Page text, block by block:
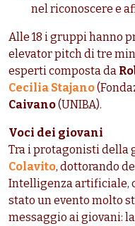
nel riconoscere e
Alle 18 i gruppi hanno
elevator pitch di tre
esperti composta da
Cecilia Stajano
Caivano(UNIBA).
Voci dei giovani
Tra i protagonisti della
Colavito, dottorando
Intelligenza artificiale,
stato un evento molto
messaggio ai giovani: